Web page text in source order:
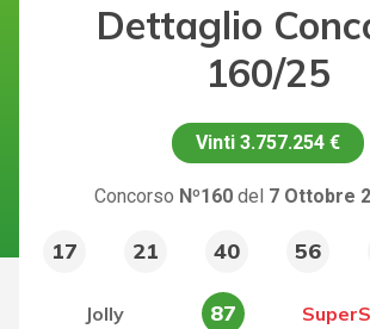
Dettaglio
160/25
Vinti 3.757.254 €
Concorso Nº160del 7 Ottobre
17 21 40 56
Jolly 87